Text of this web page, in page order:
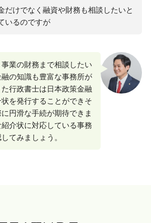
だけでなく融資や財務も相談したいと
いるのですが
業の財務まで相談したい
の知識も豊富な事務所が
行政書士は日本政策金融
を発行することができそ
円滑な手続が期待できま
介状に対応している事務
てみましょう。